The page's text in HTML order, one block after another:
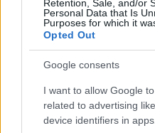
Retention, Sale, and/or
Personal Data that Is
Purposes for which it
Opted Out
Google consents
I want to allow Google
related to advertising
device identifiers in apps.
Visdo
ställe
r till
2
Trivs
frontf
igur